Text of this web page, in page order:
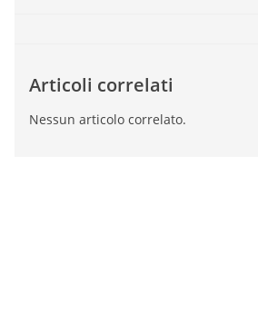
Articoli correlati
Nessun articolo correlato.